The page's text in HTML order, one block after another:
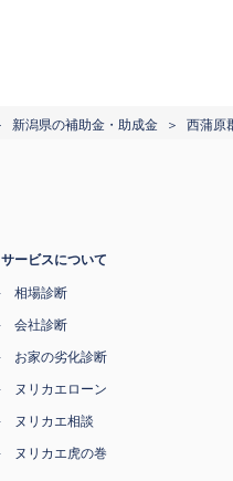
新潟県の補助金・助成金 西蒲原
サービスについて
相場診断
会社診断
お家の劣化診断
ヌリカエローン
ヌリカエ相談
ヌリカエ虎の巻